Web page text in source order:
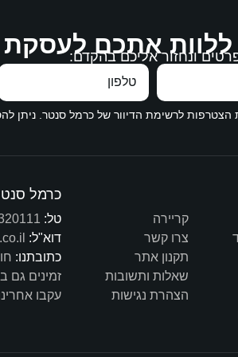
בהקשבה,
עבודה
תודה
אתכם
ונחזור אליכם בהקדם:
הצטרפות לרשימת הדיוור של כרמל סנטר. ניתן
קריירה
צרו קשר
תקנון אתר
שאלות ותשובות
הצהרת נגישות
כרמל
טל:
דוא"ל:
כתובתנו: חורב
זמינים גם
עקבו